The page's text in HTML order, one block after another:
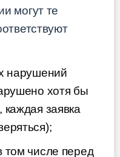
могут те
нарушений
хотя бы
заявка
том числе перед